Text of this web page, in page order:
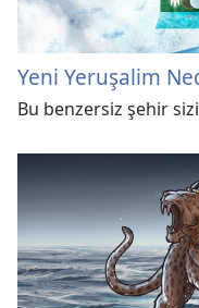
Yeni Yeruşalim
Bu benzersiz şehir